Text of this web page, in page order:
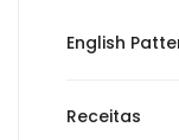
English
Receitas